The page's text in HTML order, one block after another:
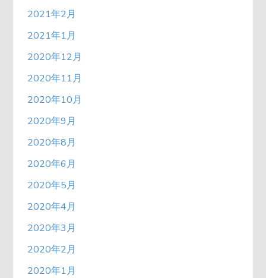
2021年2月
2021年1月
2020年12月
2020年11月
2020年10月
2020年9月
2020年8月
2020年6月
2020年5月
2020年4月
2020年3月
2020年2月
2020年1月